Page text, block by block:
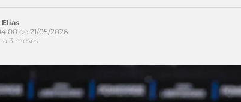
de 21/05/2026
3 meses